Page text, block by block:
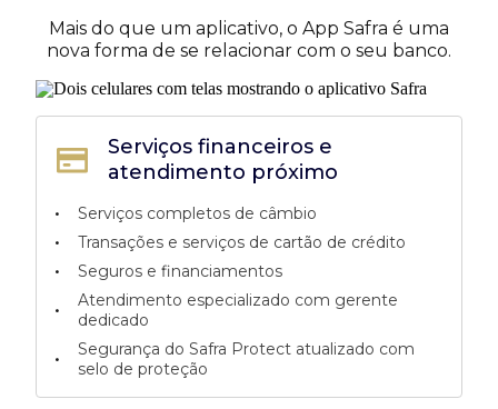
Mais do que um aplicativo, o App Safra é uma
nova forma de se relacionar com o seu banco.
Serviços financeiros e
atendimento próximo
•
Serviços completos de câmbio
• Transações e serviços de cartão de crédito
• Seguros e financiamentos
•
Atendimento especializado com gerente
dedicado
•
Segurança do Safra Protect atualizado com
selo de proteção